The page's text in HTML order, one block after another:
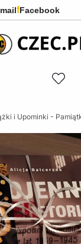
fFacebook
i Upominki -